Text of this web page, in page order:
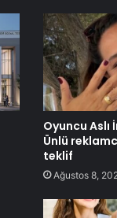
Oyuncu Aslı
Ünlü
teklif
Ağustos 8,